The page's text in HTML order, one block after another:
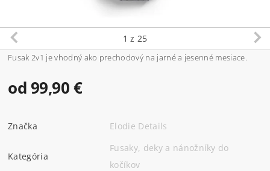
1 z 25
Fusak 2v1 je vhodný ako prechodový na jarné a jesenné mesiace.
od 99,90 €
Značka Elodie Details
Kategória
Fusaky, deky a nánožníky do
kočíkov